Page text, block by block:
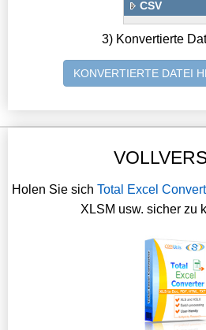
CSV
3) Konvertierte
KONVERTIERTE DATEI
Holen Sie sich Total Excel
XLSM usw. sicher zu